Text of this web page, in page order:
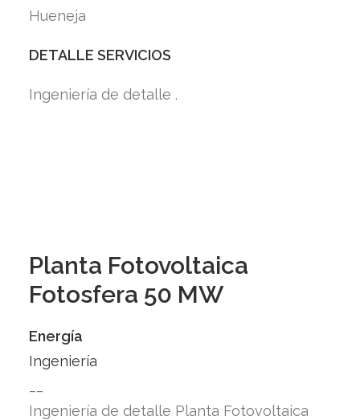
Hueneja
DETALLE SERVICIOS
Ingeniería de detalle .
Planta Fotovoltaica
Fotosfera 50 MW
Energía
Ingeniería
Ingeniería de detalle Planta Fotovoltaica